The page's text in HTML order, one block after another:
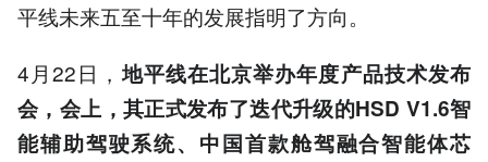
以上内容由AI大模型生成，仅供
平线未来五至十年的发展指明了方向。
4月22日，地平线在北京举办年度产品技术发布
会，会上，其正式发布了迭代升级的HSD V1.6智
能辅助驾驶系统、中国首款舱驾融合智能体芯